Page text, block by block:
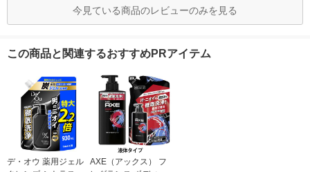
今見ている商品のレビューのみを見る
この商品と関連するおすすめPRアイテム
デ・オウ 薬用ジェル
AXE（アックス） フ